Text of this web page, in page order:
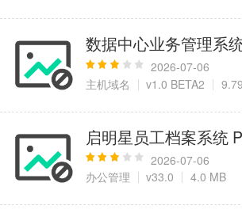
数据中心业务管理系
2026-07-06
主机域名
v1.0 BETA2
启明星员工档案系统
2026-07-06
办公管理
v33.0 4.0 MB